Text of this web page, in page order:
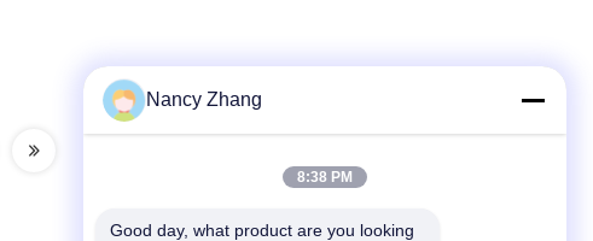
Nancy Zhang
8:38 PM
Good day, what product are you looking